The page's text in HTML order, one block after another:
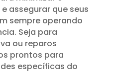
assegurar que seus
sempre operando
Seja para
ou reparos
prontos para
específicas do